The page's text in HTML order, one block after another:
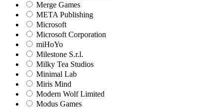
Merge Games
META Publishing
Microsoft
Microsoft Corporation‬
miHoYo
Milestone S.r.l.
Milky Tea Studios
Minimal Lab
Miris Mind
Modern Wolf Limited
Modus Games